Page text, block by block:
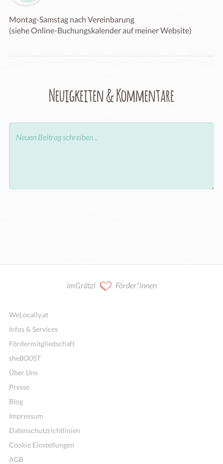
Montag-Samstag nach Vereinbarung
Neuigkeiten & Kommentare
imGrätzl Förder*innen
WeLocally.at
Infos & Services
Fördermitgliedschaft
sheBOOST
Über Uns
Presse
Blog
Impressum
Datenschutzrichtlinien
Cookie Einstellungen
AGB